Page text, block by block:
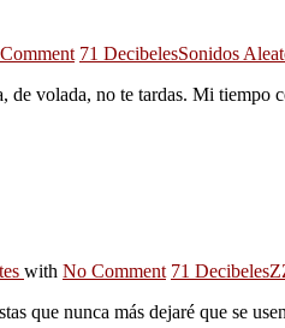
71 DecibelesSonidos
de volada, no te tardas. Mi tiempo
with No Comment 71 Decibeles
que nunca más dejaré que se